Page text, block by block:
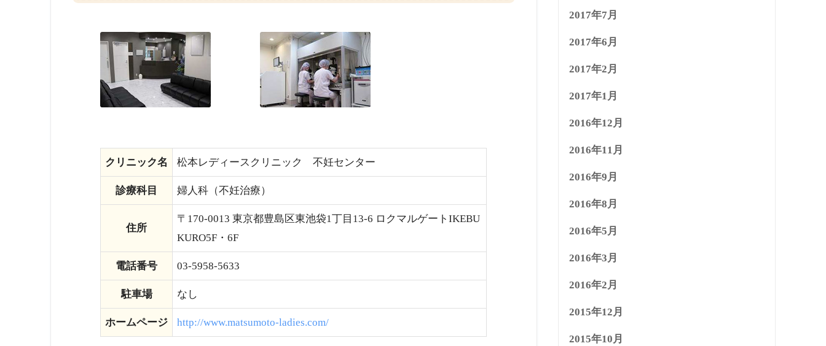
クリニック名 松本レディースクリニック 不妊センター
診療科目 婦人科（不妊治療）
住所
〒170-0013 東京都豊島区東池袋1丁目13-6 ロクマルゲートIKEBU
KURO5F・6F
電話番号 03-5958-5633
駐車場 なし
ホームページ http://www.matsumoto-ladies.com/
2017年7月
2017年6月
2017年2月
2017年1月
2016年12月
2016年11月
2016年9月
2016年8月
2016年5月
2016年3月
2016年2月
2015年12月
2015年10月